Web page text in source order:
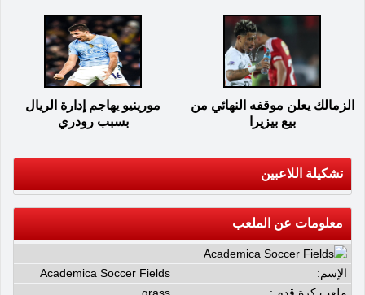
الزمالك يعلن موقفه النهائي من
بيع بيزيرا
مورينيو يهاجم إدارة الريال
بسبب رودري
تشكيلة اللاعبين
معلومات عن الملعب
الإسم:
Academica Soccer Fields
ملعب كرة قدم :
grass